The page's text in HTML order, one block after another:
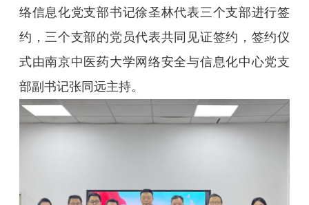
络信息化党支部书记徐圣林代表三个支部进行签
约，三个支部的党员代表共同见证签约，签约仪
式由南京中医药大学网络安全与信息化中心党支
部副书记张同远主持。